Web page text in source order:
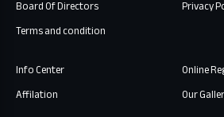
Board Of Directors
Privacy
Terms and condition
Info Center
Online
Affilation
Our